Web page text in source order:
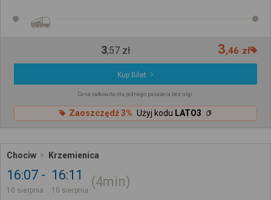
3,57 zł 3,46 zł
Kup Bilet
Cena całkowita dla jednego pasażera bez ulgi
Zaoszczędź 3% Użyj kodu LATO3
Chociw Krzemienica
16:07
10 sierpnia
16:11
10 sierpnia
4min